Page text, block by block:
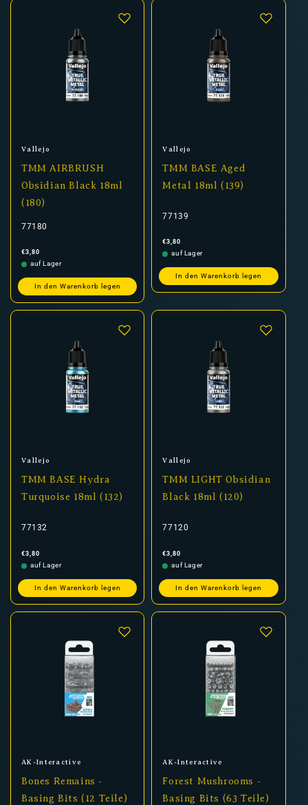
Anbieter:
Vallejo
TMM AIRBRUSH
Obsidian Black 18ml
(180)
77180
Normaler
Preis
€3,80
auf Lager
In den Warenkorb legen
Anbieter:
Vallejo
TMM BASE Aged
Metal 18ml (139)
77139
Normaler
Preis
€3,80
auf Lager
In den Warenkorb legen
Anbieter:
Vallejo
TMM BASE Hydra
Turquoise 18ml (132)
77132
Normaler
Preis
€3,80
auf Lager
In den Warenkorb legen
Anbieter:
Vallejo
TMM LIGHT Obsidian
Black 18ml (120)
77120
Normaler
Preis
€3,80
auf Lager
In den Warenkorb legen
Anbieter:
AK-Interactive
Bones Remains -
Basing Bits (12 Teile)
Anbieter:
AK-Interactive
Forest Mushrooms -
Basing Bits (63 Teile)